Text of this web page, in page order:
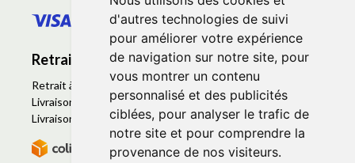
d'autres technologies de suivi
pour améliorer votre expérience
de navigation sur notre site, pour
vous montrer un contenu
personnalisé et des publicités
ciblées, pour analyser le trafic de
notre site et pour comprendre la
provenance de nos visiteurs.
Retrait - Livraison
Retrait à la pharmacie - Click & Collect
Livraison en Point Relais
Livraison à domicile